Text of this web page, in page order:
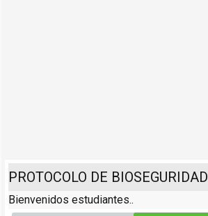
PROTOCOLO DE BIOSEGURIDAD
Bienvenidos estudiantes..